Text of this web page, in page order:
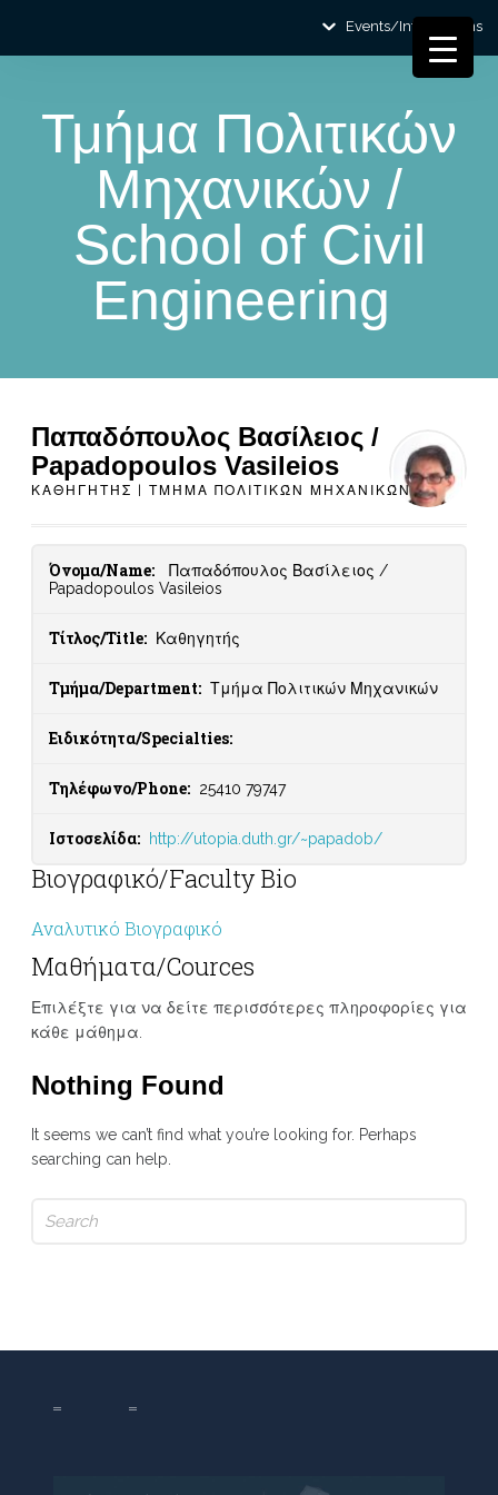
Events/Informations
Τμήμα Πολιτικών
Μηχανικών /
School of Civil
Engineering
Παπαδόπουλος Βασίλειος /
Papadopoulos Vasileios
ΚΑΘΗΓΗΤΉΣ | ΤΜΉΜΑ ΠΟΛΙΤΙΚΏΝ ΜΗΧΑΝΙΚΏΝ
Όνομα/Name:
Παπαδόπουλος Βασίλειος /
Papadopoulos Vasileios
Τίτλος/Title: Καθηγητής
Τμήμα/Department: Τμήμα Πολιτικών Μηχανικών
Ειδικότητα/Specialties:
Τηλέφωνο/Phone: 25410 79747
Ιστοσελίδα: http://utopia.duth.gr/~papadob/
Βιογραφικό/Faculty Bio
Αναλυτικό Βιογραφικό
Μαθήματα/Cources
Επιλέξτε για να δείτε περισσότερες πληροφορίες για
κάθε μάθημα.
Nothing Found
It seems we can’t find what you’re looking for. Perhaps
searching can help.